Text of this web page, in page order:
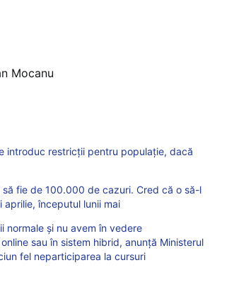
Mocanu
introduc restricții pentru populație, dacă
fie de 100.000 de cazuri. Cred că o să-l
începutul lunii mai
normale și nu avem în vedere
sau în sistem hibrid, anunță Ministerul
fel neparticiparea la cursuri